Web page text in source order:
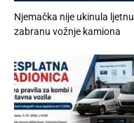
Njemačka nije ukinula ljetnu
zabranu vožnje kamiona